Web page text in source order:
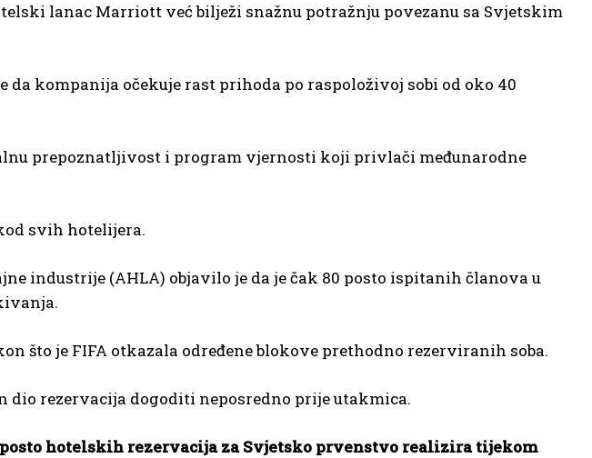
lanac Marriott već bilježi snažnu potražnju povezanu sa Svjetskim
kompanija očekuje rast prihoda po raspoloživoj sobi od oko 40
prepoznatljivost i program vjernosti koji privlači međunarodne
svih hotelijera.
industrije (AHLA) objavilo je da je čak 80 posto ispitanih članova u
što je FIFA otkazala određene blokove prethodno rezerviranih soba.
dio rezervacija dogoditi neposredno prije utakmica.
hotelskih rezervacija za Svjetsko prvenstvo realizira tijekom